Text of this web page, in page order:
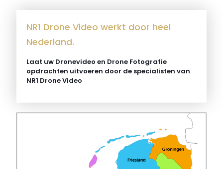
NR1 Drone Video werkt door heel
Nederland.
Laat uw Dronevideo en Drone Fotografie
opdrachten uitvoeren door de specialisten van
NR1 Drone Video